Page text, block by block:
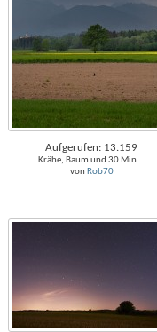
Aufgerufen: 13.159
Krähe, Baum und 30 Min...
von Rob70